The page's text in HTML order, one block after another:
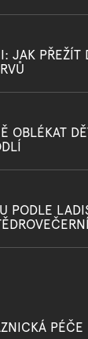
JAK PŘEŽÍT
OBLÉKAT
PODLE
PÉČE